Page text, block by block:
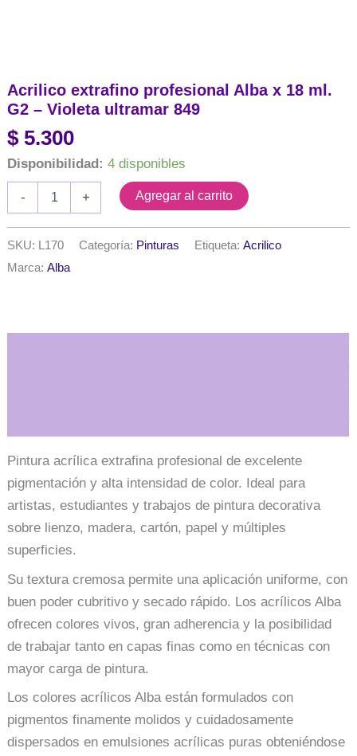
Acrilico extrafino profesional Alba x 18 ml.
G2 – Violeta ultramar 849
$ 5.300
Disponibilidad: 4 disponibles
-
x
18
Violeta
+ Agregar al carrito
SKU: L170 Categoría: Pinturas Etiqueta:Acrilico
Marca:Alba
Pintura acrílica extrafina profesional de excelente
pigmentación y alta intensidad de color. Ideal para
artistas, estudiantes y trabajos de pintura decorativa
sobre lienzo, madera, cartón, papel y múltiples
superficies.
Su textura cremosa permite una aplicación uniforme, con
buen poder cubritivo y secado rápido. Los acrílicos Alba
ofrecen colores vivos, gran adherencia y la posibilidad
de trabajar tanto en capas finas como en técnicas con
mayor carga de pintura.
Los colores acrílicos Alba están formulados con
pigmentos finamente molidos y cuidadosamente
dispersados en emulsiones acrílicas puras obteniéndose